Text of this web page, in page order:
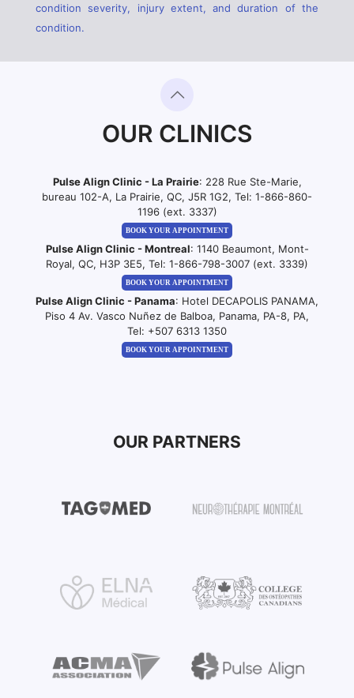
condition severity, injury extent, and duration of the
condition.
OUR CLINICS
Pulse Align Clinic - La Prairie: 228 Rue Ste-Marie,
bureau 102-A, La Prairie, QC, J5R 1G2, Tel: 1-866-860-
1196 (ext. 3337)
BOOK YOUR APPOINTMENT
Pulse Align Clinic - Montreal: 1140 Beaumont, Mont-
Royal, QC, H3P 3E5, Tel: 1-866-798-3007 (ext. 3339)
BOOK YOUR APPOINTMENT
Pulse Align Clinic - Panama: Hotel DECAPOLIS PANAMA,
Piso 4 Av. Vasco Nuñez de Balboa, Panama, PA-8, PA,
Tel: +507 6313 1350
BOOK YOUR APPOINTMENT
OUR PARTNERS